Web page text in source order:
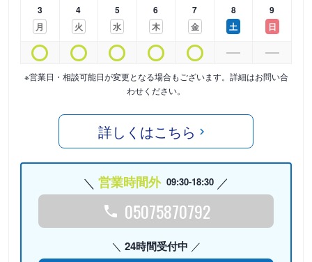
3
月
4
火
5
水
6
木
7
金
8
土
9
日
※営業日・相談可能日が変更となる場合もございます。詳細はお問い合
わせください。
詳しくはこちら
営業時間外 09:30-18:30
05075870792
24時間受付中